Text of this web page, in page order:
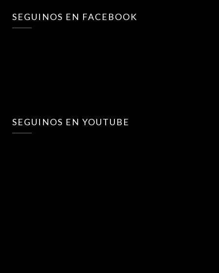
SEGUINOS EN FACEBOOK
SEGUINOS EN YOUTUBE